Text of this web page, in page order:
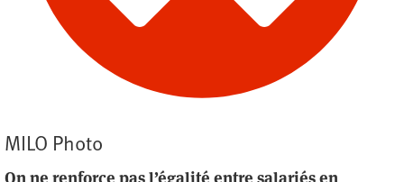
MILO Photo